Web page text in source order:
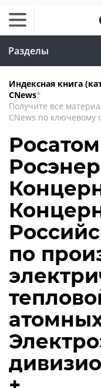
Разделы
Индексная книга
CNews*
Получите все
CNews по ключевому
по